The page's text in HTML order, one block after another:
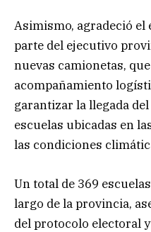
Asimismo, agradeció
parte del ejecutivo
nuevas camionetas,
acompañamiento
garantizar la llegada
escuelas ubicadas en
las condiciones
Un total de 369
largo de la provincia,
del protocolo electoral